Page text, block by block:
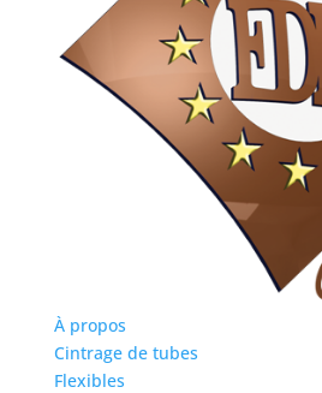
À propos
Cintrage de tubes
Flexibles